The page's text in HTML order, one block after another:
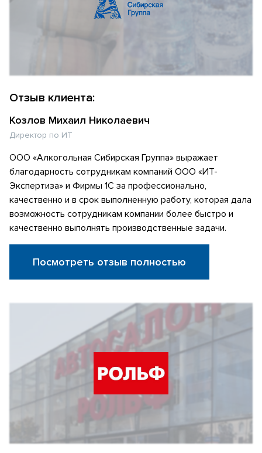
Отзыв клиента:
Козлов Михаил Николаевич
Директор по ИТ
ООО «Алкогольная Сибирская Группа» выражает
благодарность сотрудникам компаний ООО «ИТ-
Экспертиза» и Фирмы 1С за профессионально,
качественно и в срок выполненную работу, которая дала
возможность сотрудникам компании более быстро и
качественно выполнять производственные задачи.
Посмотреть отзыв полностью